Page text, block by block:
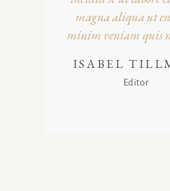
magna aliqua ut
minim veniam quis
ISABEL
Editor